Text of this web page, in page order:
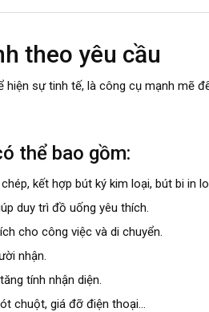
theo yêu cầu
hiện sự tinh tế, là công cụ mạnh mẽ
thể bao gồm:
kết hợp bút ký kim loại, bút bi in
duy trì đồ uống yêu thích.
cho công việc và di chuyển.
nhận.
tính nhận diện.
chuột, giá đỡ điện thoại…